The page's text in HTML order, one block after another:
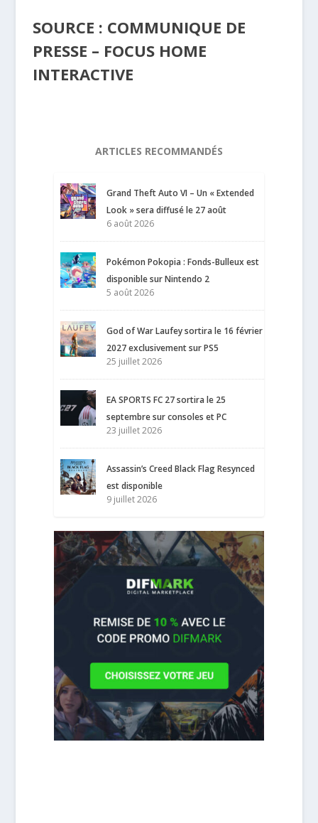
SOURCE : COMMUNIQUE DE
PRESSE – FOCUS HOME
INTERACTIVE
ARTICLES RECOMMANDÉS
Grand Theft Auto VI – Un « Extended
Look » sera diffusé le 27 août
6 août 2026
Pokémon Pokopia : Fonds-Bulleux est
disponible sur Nintendo 2
5 août 2026
God of War Laufey sortira le 16 février
2027 exclusivement sur PS5
25 juillet 2026
EA SPORTS FC 27 sortira le 25
septembre sur consoles et PC
23 juillet 2026
Assassin’s Creed Black Flag Resynced
est disponible
9 juillet 2026